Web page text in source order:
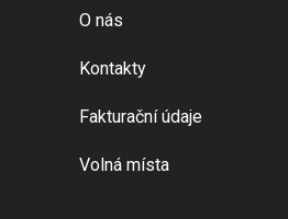
O nás
Kontakty
Fakturační údaje
Volná místa